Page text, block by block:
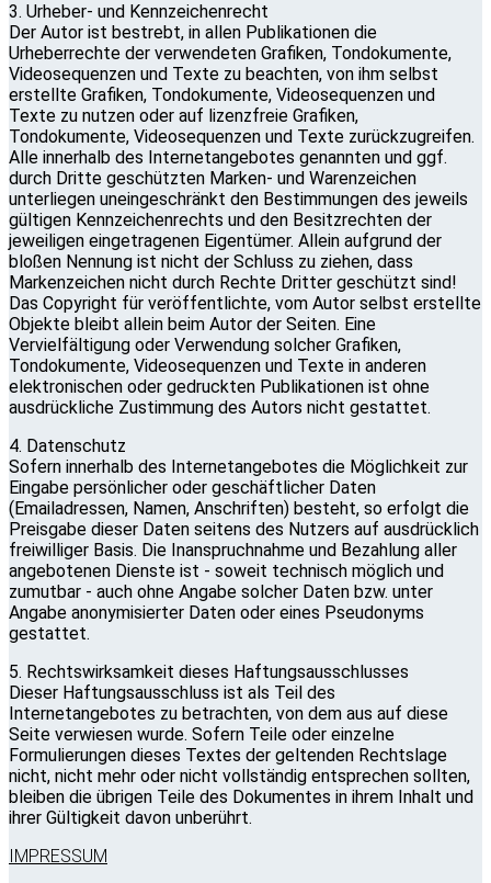
3. Urheber- und Kennzeichenrecht
Der Autor ist bestrebt, in allen Publikationen die
Urheberrechte der verwendeten Grafiken, Tondokumente,
Videosequenzen und Texte zu beachten, von ihm selbst
erstellte Grafiken, Tondokumente, Videosequenzen und
Texte zu nutzen oder auf lizenzfreie Grafiken,
Tondokumente, Videosequenzen und Texte zurückzugreifen.
Alle innerhalb des Internetangebotes genannten und ggf.
durch Dritte geschützten Marken- und Warenzeichen
unterliegen uneingeschränkt den Bestimmungen des jeweils
gültigen Kennzeichenrechts und den Besitzrechten der
jeweiligen eingetragenen Eigentümer. Allein aufgrund der
bloßen Nennung ist nicht der Schluss zu ziehen, dass
Markenzeichen nicht durch Rechte Dritter geschützt sind!
Das Copyright für veröffentlichte, vom Autor selbst erstellte
Objekte bleibt allein beim Autor der Seiten. Eine
Vervielfältigung oder Verwendung solcher Grafiken,
Tondokumente, Videosequenzen und Texte in anderen
elektronischen oder gedruckten Publikationen ist ohne
ausdrückliche Zustimmung des Autors nicht gestattet.
4. Datenschutz
Sofern innerhalb des Internetangebotes die Möglichkeit zur
Eingabe persönlicher oder geschäftlicher Daten
(Emailadressen, Namen, Anschriften) besteht, so erfolgt die
Preisgabe dieser Daten seitens des Nutzers auf ausdrücklich
freiwilliger Basis. Die Inanspruchnahme und Bezahlung aller
angebotenen Dienste ist - soweit technisch möglich und
zumutbar - auch ohne Angabe solcher Daten bzw. unter
Angabe anonymisierter Daten oder eines Pseudonyms
gestattet.
5. Rechtswirksamkeit dieses Haftungsausschlusses
Dieser Haftungsausschluss ist als Teil des
Internetangebotes zu betrachten, von dem aus auf diese
Seite verwiesen wurde. Sofern Teile oder einzelne
Formulierungen dieses Textes der geltenden Rechtslage
nicht, nicht mehr oder nicht vollständig entsprechen sollten,
bleiben die übrigen Teile des Dokumentes in ihrem Inhalt und
ihrer Gültigkeit davon unberührt.
IMPRESSUM